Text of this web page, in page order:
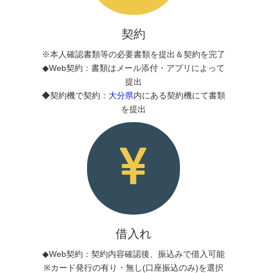
契約
※本人確認書類等の必要書類を提出＆契約を完了
◆Web契約：書類はメール添付・アプリによって
提出
◆契約機で契約： 大分県内にある契約機にて書類
を提出
借入れ
◆Web契約：契約内容確認後、振込みで借入可能
※カード発行の有り・無し(口座振込のみ)を選択